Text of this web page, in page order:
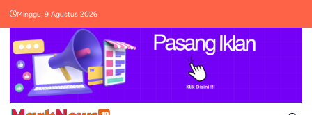
Minggu, 9 Agustus 2026